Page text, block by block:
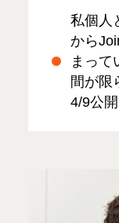
私個人
から
まって
間が限
4/9公開